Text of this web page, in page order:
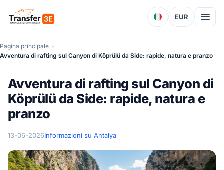
EUR
Pagina principale
Avventura di rafting sul Canyon di Köprülü da Side: rapide, natura e pranzo
Avventura di rafting sul Canyon di
Köprülü da Side: rapide, natura e
pranzo
13-06-2026Informazioni su Antalya